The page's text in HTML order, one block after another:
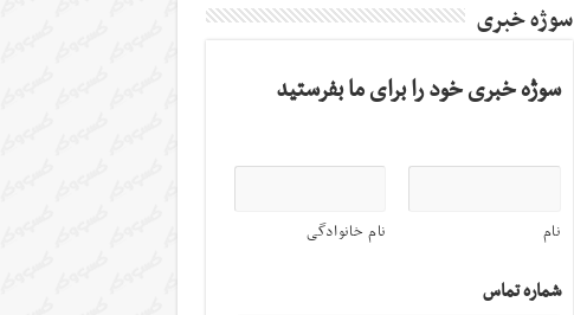
سوژه خبری
سوژه خبری خود را برای ما بفرستید
نام نام خانوادگی
شماره تماس